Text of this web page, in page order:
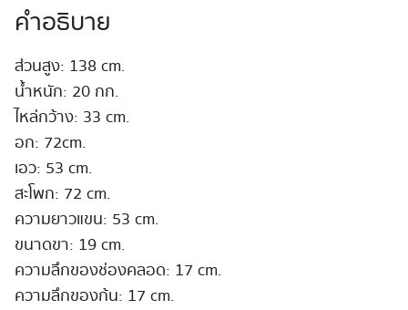
138cm
B-
Cup
#Rio
Rio
ชิ้น
คำอธิบาย
ส่วนสูง: 138 cm.
น้ำหนัก: 20 กก.
ไหล่กว้าง: 33 cm.
อก: 72cm.
เอว: 53 cm.
สะโพก: 72 cm.
ความยาวแขน: 53 cm.
ขนาดขา: 19 cm.
ความลึกของช่องคลอด: 17 cm.
ความลึกของก้น: 17 cm.